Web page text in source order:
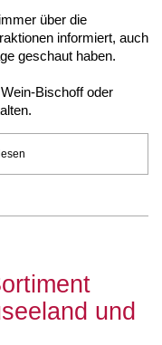
über die
informiert, auch
geschaut haben.
Bischoff oder
und